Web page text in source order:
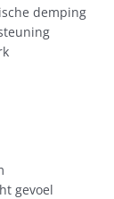
demping
gevoel